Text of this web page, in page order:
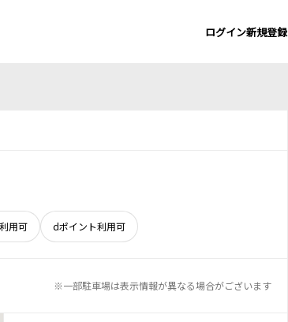
ログイン新規登録
用可 dポイント利用可
※一部駐車場は表示情報が異なる場合がございます